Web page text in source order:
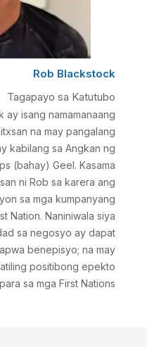
Rob Blackstock
Tagapayo sa Katutubo
ay isang namamanaang
na may pangalang
kabilang sa Angkan ng
(bahay) Geel. Kasama
ni Rob sa karera ang
sa mga kumpanyang
Nation. Naniniwala siya
sa negosyo ay dapat
benepisyo; na may
positibong epekto
para sa mga First Nations.